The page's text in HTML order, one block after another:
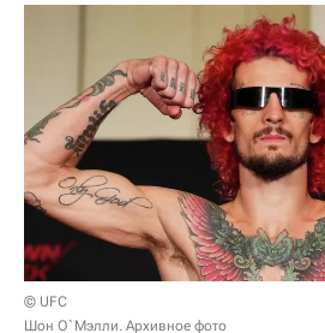
© UFC
Шон О`Мэлли. Архивное фото